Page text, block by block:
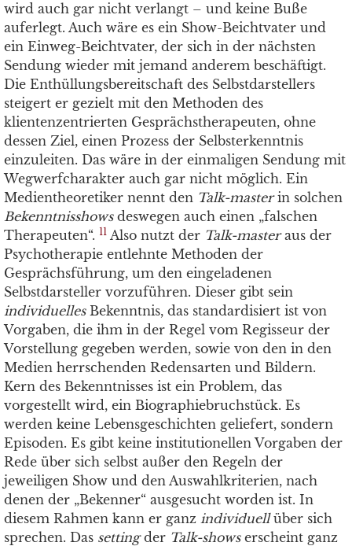
wird auch gar nicht verlangt – und keine Buße
auferlegt. Auch wäre es ein Show-Beichtvater und
ein Einweg-Beichtvater, der sich in der nächsten
Sendung wieder mit jemand anderem beschäftigt.
Die Enthüllungsbereitschaft des Selbstdarstellers
steigert er gezielt mit den Methoden des
klientenzentrierten Gesprächstherapeuten, ohne
dessen Ziel, einen Prozess der Selbsterkenntnis
einzuleiten. Das wäre in der einmaligen Sendung mit
Wegwerfcharakter auch gar nicht möglich. Ein
Medientheoretiker nennt den Talk-masterin solchen
Bekenntnisshowsdeswegen auch einen „falschen
Therapeuten“. 11 Also nutzt der Talk-masteraus der
Psychotherapie entlehnte Methoden der
Gesprächsführung, um den eingeladenen
Selbstdarsteller vorzuführen. Dieser gibt sein
individuellesBekenntnis, das standardisiert ist von
Vorgaben, die ihm in der Regel vom Regisseur der
Vorstellung gegeben werden, sowie von den in den
Medien herrschenden Redensarten und Bildern.
Kern des Bekenntnisses ist ein Problem, das
vorgestellt wird, ein Biographiebruchstück. Es
werden keine Lebensgeschichten geliefert, sondern
Episoden. Es gibt keine institutionellen Vorgaben der
Rede über sich selbst außer den Regeln der
jeweiligen Show und den Auswahlkriterien, nach
denen der „Bekenner“ ausgesucht worden ist. In
diesem Rahmen kann er ganz individuellüber sich
sprechen. Das settingder Talk-showserscheint ganz